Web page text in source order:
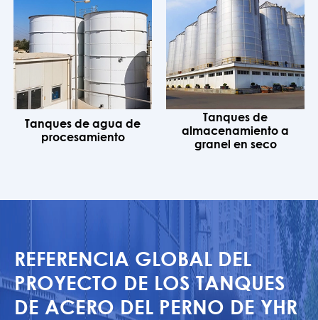
Tanques de agua de
procesamiento
Tanques de
almacenamiento a
granel en seco
REFERENCIA GLOBAL DEL
PROYECTO DE LOS TANQUES
DE ACERO DEL PERNO DE YHR